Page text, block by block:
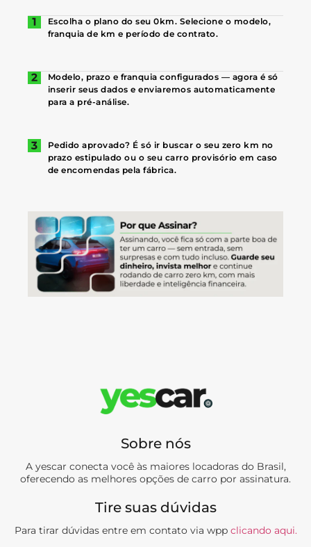
Escolha o plano do seu 0km. Selecione o modelo,
franquia de km e período de contrato.
Modelo, prazo e franquia configurados — agora é só
inserir seus dados e enviaremos automaticamente
para a pré-análise.
Pedido aprovado? É só ir buscar o seu zero km no
prazo estipulado ou o seu carro provisório em caso
de encomendas pela fábrica.
Sobre nós
A yescar conecta você às maiores locadoras do Brasil,
oferecendo as melhores opções de carro por assinatura.
Tire suas dúvidas
Para tirar dúvidas entre em contato via wpp clicando aqui.